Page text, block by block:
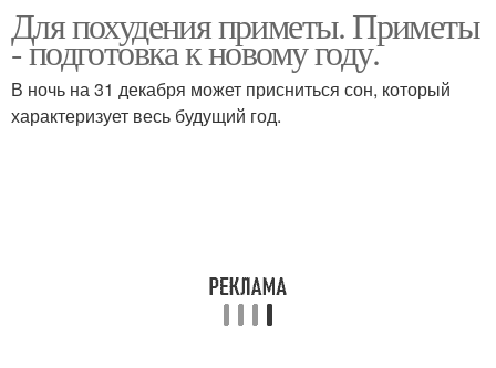
Для похудения приметы. Приметы
- подготовка к новому году.
В ночь на 31 декабря может присниться сон, который
характеризует весь будущий год.